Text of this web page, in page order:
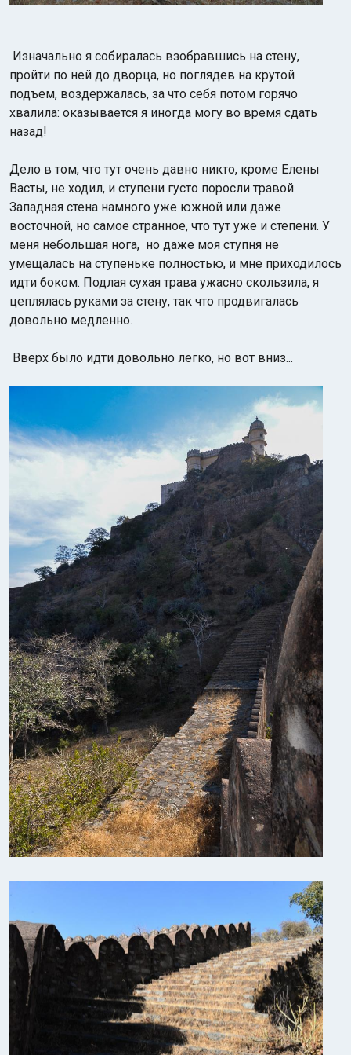
Изначально я собиралась взобравшись на стену,
пройти по ней до дворца, но поглядев на крутой
подъем, воздержалась, за что себя потом горячо
хвалила: оказывается я иногда могу во время сдать
назад!
Дело в том, что тут очень давно никто, кроме Елены
Васты, не ходил, и ступени густо поросли травой.
Западная стена намного уже южной или даже
восточной, но самое странное, что тут уже и степени. У
меня небольшая нога, но даже моя ступня не
умещалась на ступеньке полностью, и мне приходилось
идти боком. Подлая сухая трава ужасно скользила, я
цеплялась руками за стену, так что продвигалась
довольно медленно.
Вверх было идти довольно легко, но вот вниз...